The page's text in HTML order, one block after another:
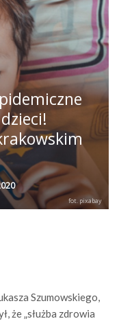
fot. pixabay
Szumowskiego,
że „służba zdrowia